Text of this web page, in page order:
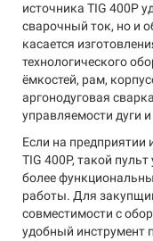
источника TIG 400P
сварочный ток, но и
касается
технологического
ёмкостей, рам,
аргонодуговая
управляемости дуги
Если на предприятии
TIG 400P, такой
более
работы. Для
совместимости с
удобный инструмент